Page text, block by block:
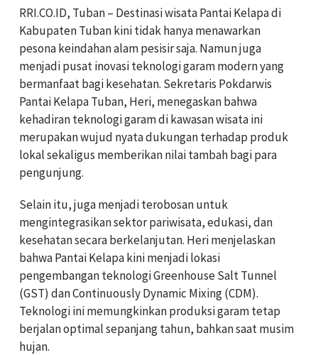
‎‎RRI.CO.ID, Tuban – Destinasi wisata Pantai Kelapa di
Kabupaten Tuban kini tidak hanya menawarkan
pesona keindahan alam pesisir saja. Namun juga
menjadi pusat inovasi teknologi garam modern yang
bermanfaat bagi kesehatan. ‎‎Sekretaris Pokdarwis
Pantai Kelapa Tuban, Heri, menegaskan bahwa
kehadiran teknologi garam di kawasan wisata ini
merupakan wujud nyata dukungan terhadap produk
lokal sekaligus memberikan nilai tambah bagi para
pengunjung.
Selain itu, juga menjadi terobosan untuk
mengintegrasikan sektor pariwisata, edukasi, dan
kesehatan secara berkelanjutan. ‎‎Heri menjelaskan
bahwa Pantai Kelapa kini menjadi lokasi
pengembangan teknologi Greenhouse Salt Tunnel
(GST) dan Continuously Dynamic Mixing (CDM).
Teknologi ini memungkinkan produksi garam tetap
berjalan optimal sepanjang tahun, bahkan saat musim
hujan.